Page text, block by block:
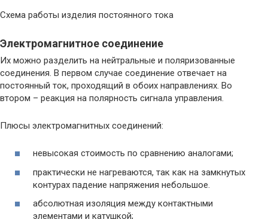
Схема работы изделия постоянного тока
Электромагнитное соединение
Их можно разделить на нейтральные и поляризованные
соединения. В первом случае соединение отвечает на
постоянный ток, проходящий в обоих направлениях. Во
втором – реакция на полярность сигнала управления.
Плюсы электромагнитных соединений:
невысокая стоимость по сравнению аналогами;
практически не нагреваются, так как на замкнутых
контурах падение напряжения небольшое.
абсолютная изоляция между контактными
элементами и катушкой;